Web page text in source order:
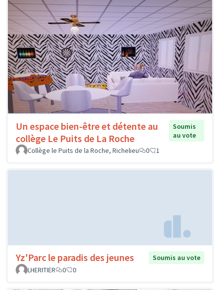
Un espace bien-être et détente au
collège Le Puits de La Roche
Soumis
au vote
Collège le Puits de la Roche, Richelieu
0 1
Yz'Parc le paradis des jeunes
Soumis au vote
LHERITIER
0 0